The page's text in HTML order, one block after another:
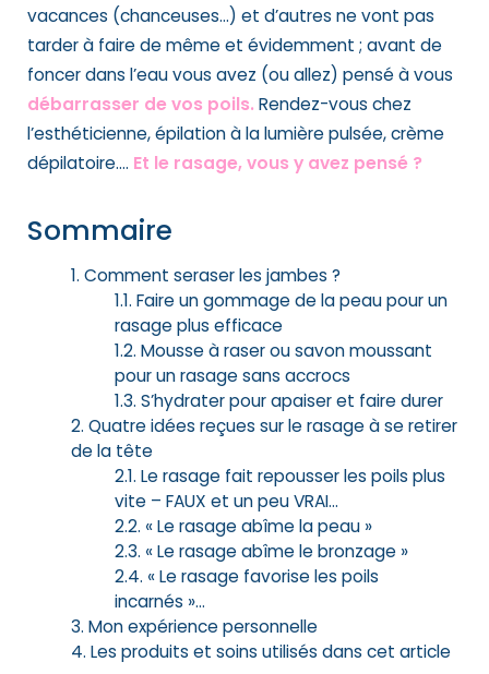
vacances (chanceuses…) et d’autres ne vont pas
tarder à faire de même et évidemment ; avant de
foncer dans l’eau vous avez (ou allez) pensé à vous
débarrasser de vos poils. Rendez-vous chez
l’esthéticienne, épilation à la lumière pulsée, crème
dépilatoire…. Et le rasage, vous y avez pensé ?
Sommaire
Comment seraser les jambes ?
Faire un gommage de la peau pour un
rasage plus efficace
Mousse à raser ou savon moussant
pour un rasage sans accrocs
S’hydrater pour apaiser et faire durer
Quatre idées reçues sur le rasage à se retirer
de la tête
Le rasage fait repousser les poils plus
vite – FAUX et un peu VRAI…
« Le rasage abîme la peau »
« Le rasage abîme le bronzage »
« Le rasage favorise les poils
incarnés »…
Mon expérience personnelle
Les produits et soins utilisés dans cet article